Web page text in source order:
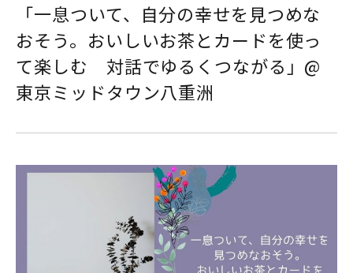
「一息ついて、自分の幸せを見つめな
おそう。おいしいお茶とカードを使っ
て楽しむ 対話でゆるくつながる」@
東京ミッドタウン八重洲